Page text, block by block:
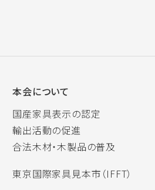
本会について
国産家具表示の認定
輸出活動の促進
合法木材・木製品の普及
東京国際家具見本市（IFFT）